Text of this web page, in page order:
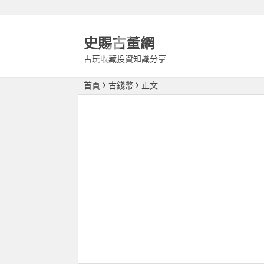
史賜古董網
古玩收藏投資知識分享
首頁 古錢幣 正文